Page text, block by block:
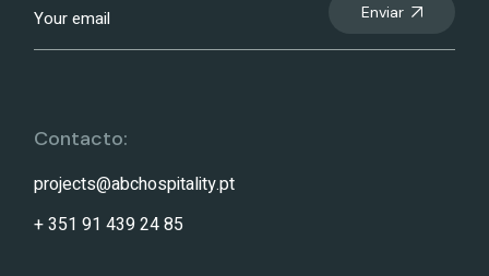
Enviar
Contacto:
projects@abchospitality.pt
+ 351 91 439 24 85